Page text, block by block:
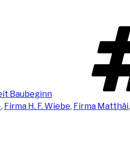
Baubeginn
, Firma H. F. Wiebe, Firma Matthäi,